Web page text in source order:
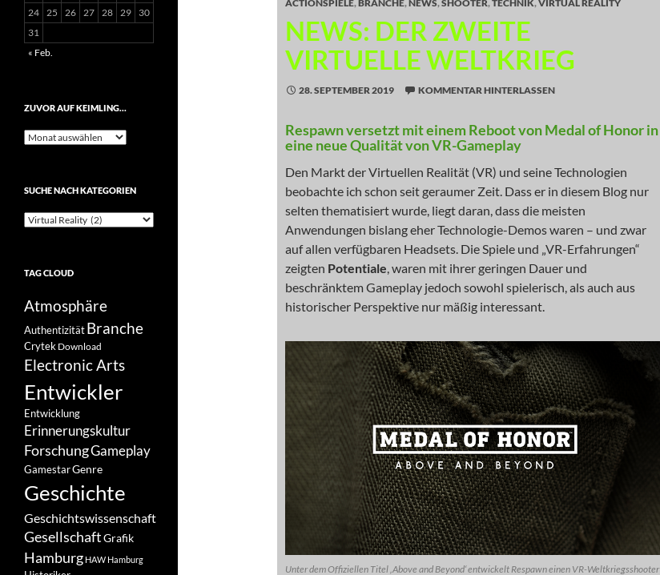
ACTIONSPIELE,BRANCHE,NEWS,SHOOTER,TECHNIK,VIRTUAL REALITY
NEWS: DER ZWEITE
VIRTUELLE WELTKRIEG
28. SEPTEMBER 2019 KOMMENTAR HINTERLASSEN
Respawn versetzt mit einem Reboot von Medal of Honor in
eine neue Qualität von VR-Gameplay
Den Markt der Virtuellen Realität (VR) und seine Technologien
beobachte ich schon seit geraumer Zeit. Dass er in diesem Blog nur
selten thematisiert wurde, liegt daran, dass die meisten
Anwendungen bislang eher Technologie-Demos waren – und zwar
auf allen verfügbaren Headsets. Die Spiele und „VR-Erfahrungen“
zeigten Potentiale, waren mit ihrer geringen Dauer und
beschränktem Gameplay jedoch sowohl spielerisch, als auch aus
historischer Perspektive nur mäßig interessant.
Unter dem Offiziellen Titel ‚Above and Beyond‘ entwickelt Respawn einen VR-Weltkriegsshooter
24 25 26 27 28 29
30
31
« Feb.
ZUVOR AUF KEIMLING…
Zuvor
SUCHE NACH KATEGORIEN
Suche
TAG CLOUD
Atmosphäre
Authentizität Branche
Crytek Download
Electronic Arts
Entwickler
Entwicklung
Erinnerungskultur
ForschungGameplay
GamestarGenre
Geschichte
Geschichtswissenschaft
GesellschaftGrafik
Hamburg HAW Hamburg